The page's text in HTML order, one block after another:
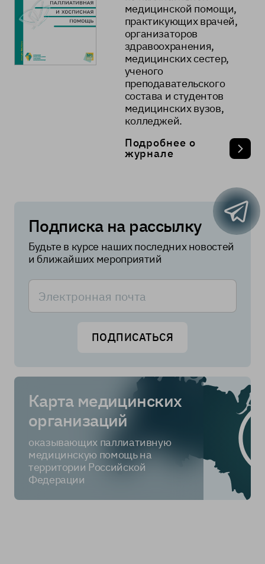
медицинской помощи,
практикующих врачей,
организаторов
здравоохранения,
медицинских сестер,
ученого
преподавательского
состава и студентов
медицинских вузов,
колледжей.
Подробнее о
журнале
Подписка на рассылку
Будьте в курсе наших последних новостей
и ближайших мероприятий
ПОДПИСАТЬСЯ
Карта медицинских
организаций
оказывающих паллиативную
медицинскую помощь на
территории Российской
Федерации